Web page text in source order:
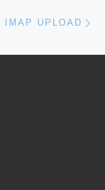
IMAP UPLOAD